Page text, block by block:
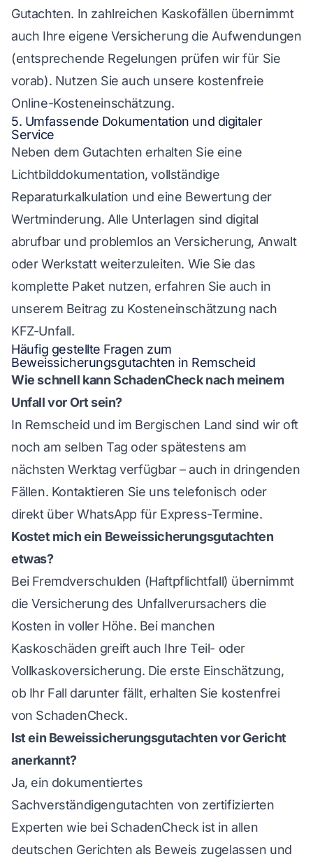
Gutachten. In zahlreichen Kaskofällen übernimmt
auch Ihre eigene Versicherung die Aufwendungen
(entsprechende Regelungen prüfen wir für Sie
vorab). Nutzen Sie auch unsere kostenfreie
Online-Kosteneinschätzung.
5. Umfassende Dokumentation und digitaler
Service
Neben dem Gutachten erhalten Sie eine
Lichtbilddokumentation, vollständige
Reparaturkalkulation und eine Bewertung der
Wertminderung. Alle Unterlagen sind digital
abrufbar und problemlos an Versicherung, Anwalt
oder Werkstatt weiterzuleiten. Wie Sie das
komplette Paket nutzen, erfahren Sie auch in
unserem Beitrag zu Kosteneinschätzung nach
KFZ-Unfall.
Häufig gestellte Fragen zum
Beweissicherungsgutachten in Remscheid
Wie schnell kann SchadenCheck nach meinem
Unfall vor Ort sein?
In Remscheid und im Bergischen Land sind wir oft
noch am selben Tag oder spätestens am
nächsten Werktag verfügbar – auch in dringenden
Fällen. Kontaktieren Sie uns telefonisch oder
direkt über WhatsApp für Express-Termine.
Kostet mich ein Beweissicherungsgutachten
etwas?
Bei Fremdverschulden (Haftpflichtfall) übernimmt
die Versicherung des Unfallverursachers die
Kosten in voller Höhe. Bei manchen
Kaskoschäden greift auch Ihre Teil- oder
Vollkaskoversicherung. Die erste Einschätzung,
ob Ihr Fall darunter fällt, erhalten Sie kostenfrei
von SchadenCheck.
Ist ein Beweissicherungsgutachten vor Gericht
anerkannt?
Ja, ein dokumentiertes
Sachverständigengutachten von zertifizierten
Experten wie bei SchadenCheck ist in allen
deutschen Gerichten als Beweis zugelassen und